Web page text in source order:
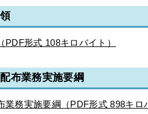
形式 108キロバイト）
布業務実施要綱
務実施要綱（PDF形式 898キロ